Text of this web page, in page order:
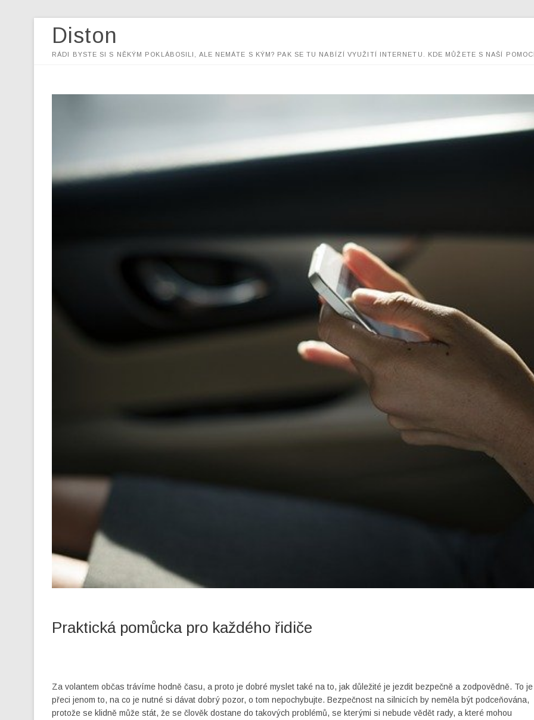
Diston
RÁDI BYSTE SI S NĚKÝM POKLÁBOSILI, ALE NEMÁTE S KÝM? PAK SE TU NABÍZÍ VYUŽITÍ INTERNETU. KDE MŮŽETE S NAŠÍ
Praktická pomůcka pro každého řidiče
Za volantem občas trávíme hodně času, a proto je dobré myslet také na to, jak důležité je jezdit bezpečně a zodpovědně. To je
přeci jenom to, na co je nutné si dávat dobrý pozor, o tom nepochybujte. Bezpečnost na silnicích by neměla být podceňována,
protože se klidně může stát, že se člověk dostane do takových problémů, se kterými si nebude vědět rady, a které mohou